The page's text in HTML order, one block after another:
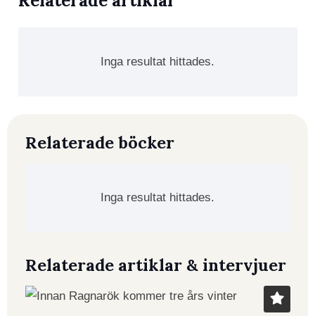
Inga resultat hittades.
Relaterade böcker
Inga resultat hittades.
Relaterade artiklar & intervjuer